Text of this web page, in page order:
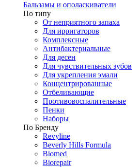
Бальзамы и ополаскиватели
По типу
От неприятного запаха
Для ирригаторов
Комплексные
Антибактериальные
Для десен
Для чувствительных зубов
Для укрепления эмали
Концентрированные
Отбеливающие
Противовоспалительные
Пенки
Наборы
По Бренду
Revyline
Beverly Hills Formula
Biomed
Biorepair